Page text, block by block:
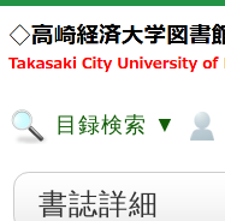
目録検索 ▼
書誌詳細